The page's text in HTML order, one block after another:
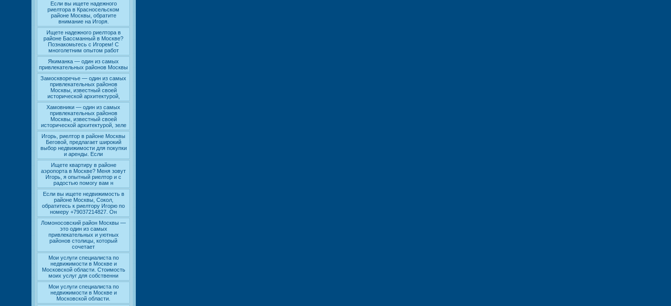
Если вы ищете надежного
риелтора в Красносельском
районе Москвы, обратите
внимание на Игоря.
Ищете надежного риелтора в
районе Бассманный в Москве?
Познакомьтесь с Игорем! С
многолетним опытом работ
Якиманка — один из самых
привлекательных районов Москвы
Замоскворечье — один из самых
привлекательных районов
Москвы, известный своей
исторической архитектурой,
Хамовники — один из самых
привлекательных районов
Москвы, известный своей
исторической архитектурой, зеле
Игорь, риелтор в районе Москвы
Беговой, предлагает широкий
выбор недвижимости для покупки
и аренды. Если
Ищете квартиру в районе
аэропорта в Москве? Меня зовут
Игорь, я опытный риелтор и с
радостью помогу вам н
Если вы ищете недвижимость в
районе Москвы, Сокол,
обратитесь к риелтору Игорю по
номеру +79037214827. Он
Ломоносовский район Москвы —
это один из самых
привлекательных и уютных
районов столицы, который
сочетает
Мои услуги специалиста по
недвижимости в Москве и
Московской области. Стоимость
моих услуг для собственни
Мои услуги специалиста по
недвижимости в Москве и
Московской области.